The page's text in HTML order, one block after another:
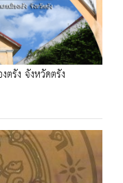
ตรัง จังหวัดตรัง